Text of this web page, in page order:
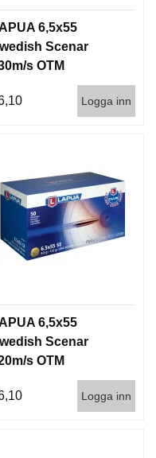
6,5x55
Scenar
s OTM
8gram 50/600
Logga inn
6,5x55
Scenar
s OTM
8gram 50/600
Logga inn